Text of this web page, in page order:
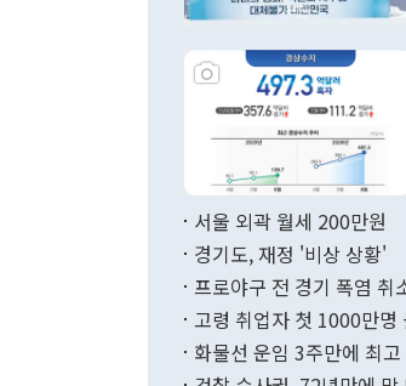
서울 외곽 월세 200만원
경기도, 재정 '비상 상황'
프로야구 전 경기 폭염 취
고령 취업자 첫 1000만명
화물선 운임 3주만에 최고